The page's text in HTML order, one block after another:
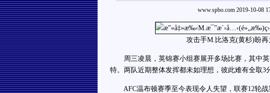
www.spbo.com 2019-10-08
攻击手M.比洛克(黄杉)盼再
周三凌晨，英锦赛小组赛展开多场比赛，其中英
特。两队近期整体发挥都未如理想，彼此难有全取3
AFC温布顿赛季至今表现令人失望，联赛12轮战